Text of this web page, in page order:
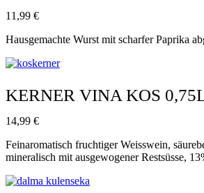
11,99 €
Hausgemachte Wurst mit scharfer Paprika
KERNER VINA KOS
14,99 €
Feinaromatisch fruchtiger Weisswein,
mineralisch mit ausgewogener Restsüsse,